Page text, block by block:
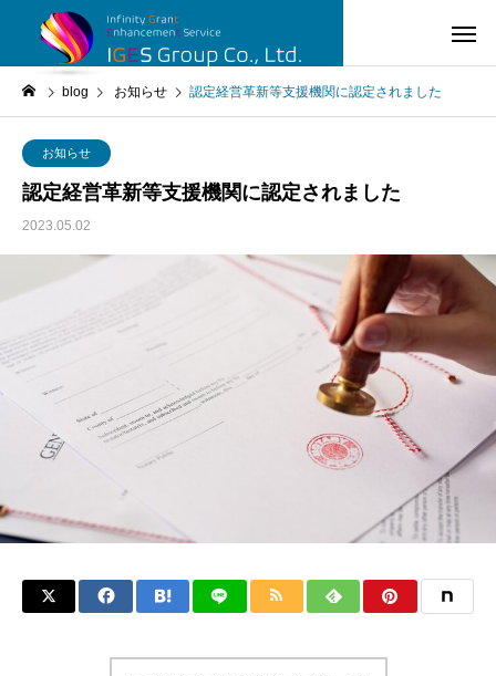
blog お知らせ 認定経営革新等支援機関に認定されました
お知らせ
認定経営革新等支援機関に認定されました
2023.05.02